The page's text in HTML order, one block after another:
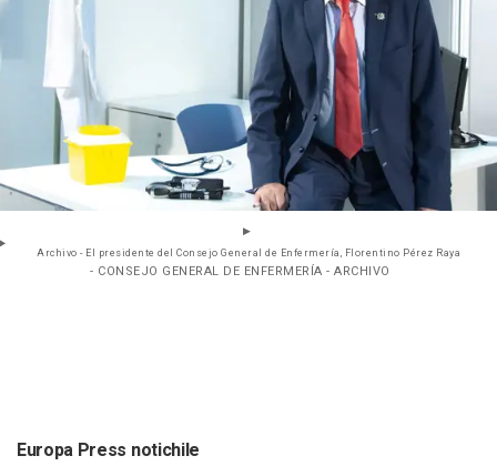
Archivo - El presidente del Consejo General de Enfermería, Florentino Pérez Raya
- CONSEJO GENERAL DE ENFERMERÍA - ARCHIVO
Europa Press notichile